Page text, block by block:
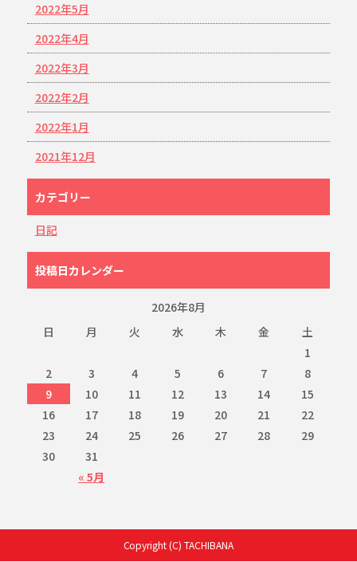
2022年5月
2022年4月
2022年3月
2022年2月
2022年1月
2021年12月
カテゴリー
日記
投稿日カレンダー
2026年8月
日
月 火 水 木 金 土
« 5月
1
2
3 4 5 6 7
8
9
10 11 12 13 14
15
16
17 18 19 20 21
22
23
24 25 26 27 28
29
30
31
Copyright (C) TACHIBANA